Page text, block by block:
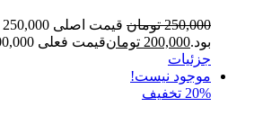
250,000 تومان
بود.200,000 تومانقیمت فعلی 200,000 تومان است.
جزئیات
موجود نیست!
20% تخفیف